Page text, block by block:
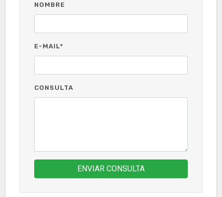
NOMBRE
E-MAIL*
CONSULTA
ENVIAR CONSULTA